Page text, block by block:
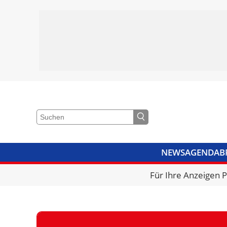
NEWSAGENDA
VIDEOSBIBLIOTHEK
Für Ihre Anzeigen